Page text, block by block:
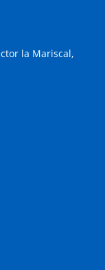
la Mariscal,